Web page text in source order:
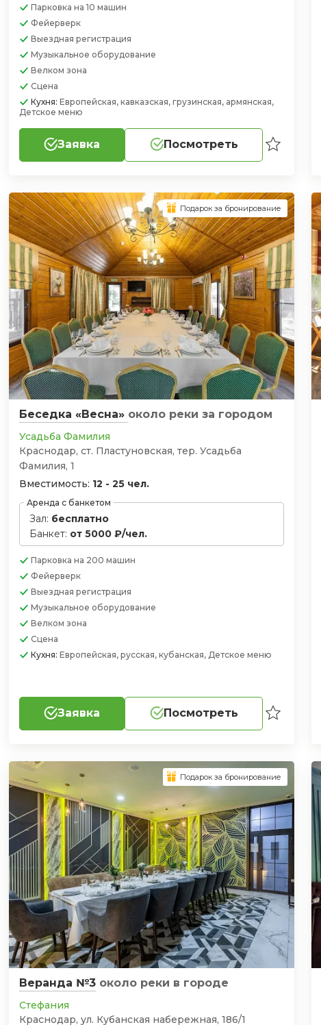
Парковка на 10 машин
Фейерверк
Выездная регистрация
Музыкальное оборудование
Велком зона
Сцена
Кухня: Европейская, кавказская, грузинская, армянская,
Детское меню
Заявка Посмотреть
Беседка «Весна» около реки за городом
Усадьба Фамилия
Краснодар, ст. Пластуновская, тер. Усадьба
Фамилия, 1
Вместимость: 12 - 25 чел.
Аренда с банкетом
Зал: бесплатно
Банкет: от 5000 ₽/чел.
Парковка на 200 машин
Фейерверк
Выездная регистрация
Музыкальное оборудование
Велком зона
Сцена
Кухня: Европейская, русская, кубанская, Детское меню
Заявка Посмотреть
Подарок за бронирование
Веранда №3 около реки в городе
Стефания
Краснодар, ул. Кубанская набережная, 186/1
Подарок за бронирование